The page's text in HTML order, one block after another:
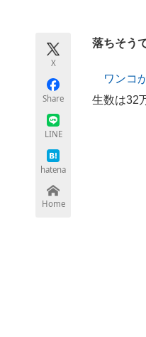
ちょ
X
Share
LINE
hatena
Home
落ちそう
ワンコ
生数は32